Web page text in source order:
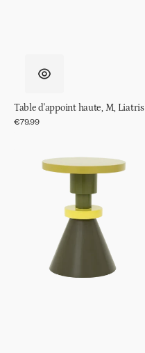
Table d'appoint haute, M, Liatris
Prix
€79.99
d'appoint